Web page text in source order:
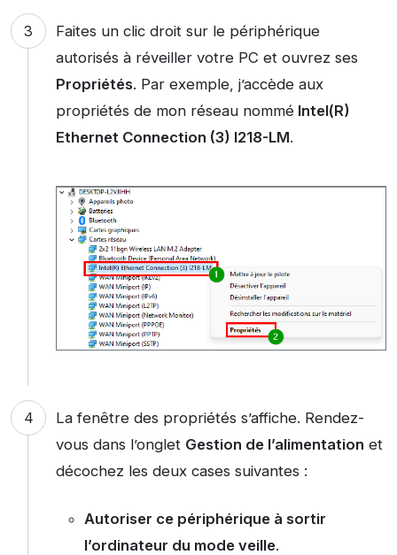
Faites un clic droit sur le périphérique
autorisés à réveiller votre PC et ouvrez ses
Propriétés. Par exemple, j’accède aux
propriétés de mon réseau nomméIntel(R)
Ethernet Connection (3) I218-LM.
La fenêtre des propriétés s’affiche. Rendez-
vous dans l’onglet Gestion de l’alimentation et
décochez les deux cases suivantes :
Autoriser ce périphérique à sortir
l’ordinateur du mode veille.